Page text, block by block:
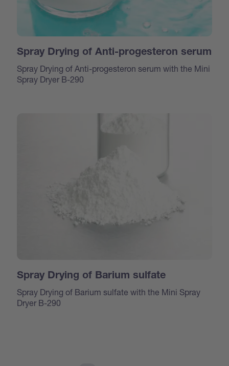
Spray Drying of Anti-progesteron serum
Spray Drying of Anti-progesteron serum with the Mini
Spray Dryer B-290
Spray Drying of Barium sulfate
Spray Drying of Barium sulfate with the Mini Spray
Dryer B-290